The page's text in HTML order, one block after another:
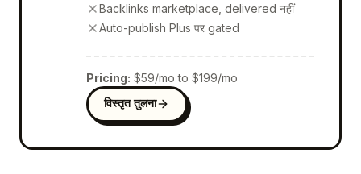
Backlinks marketplace, delivered नहीं
Auto-publish Plus पर gated
Pricing: $59/mo to $199/mo
विस्तृत तुलना